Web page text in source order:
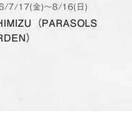
7/17(金)〜8/16(日)
（PARASOLS
）